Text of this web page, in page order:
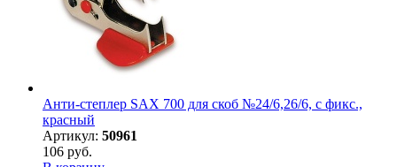
Анти-степлер SAX 700 для скоб №24/6,26/6, с фикс.,
красный
Артикул: 50961
106 руб.